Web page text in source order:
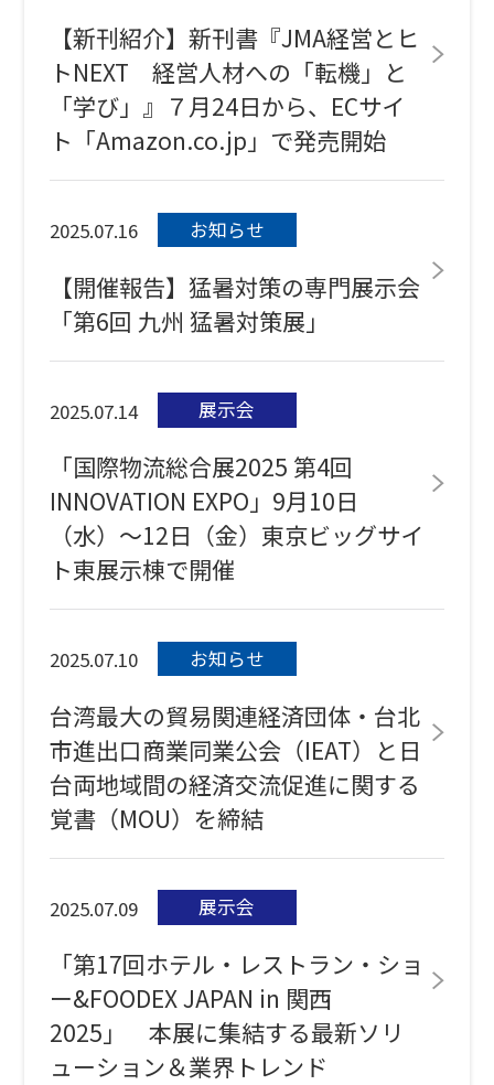
【新刊紹介】新刊書『JMA経営とヒ
トNEXT 経営人材への「転機」と
「学び」』７月24日から、ECサイ
ト「Amazon.co.jp」で発売開始
2025.07.16 お知らせ
【開催報告】猛暑対策の専門展示会
「第6回 九州 猛暑対策展」
2025.07.14 展示会
「国際物流総合展2025 第4回
INNOVATION EXPO」9月10日
（水）～12日（金）東京ビッグサイ
ト東展示棟で開催
2025.07.10 お知らせ
台湾最大の貿易関連経済団体・台北
市進出口商業同業公会（IEAT）と日
台両地域間の経済交流促進に関する
覚書（MOU）を締結
2025.07.09 展示会
「第17回ホテル・レストラン・ショ
ー&FOODEX JAPAN in 関西
2025」 本展に集結する最新ソリ
ューション＆業界トレンド